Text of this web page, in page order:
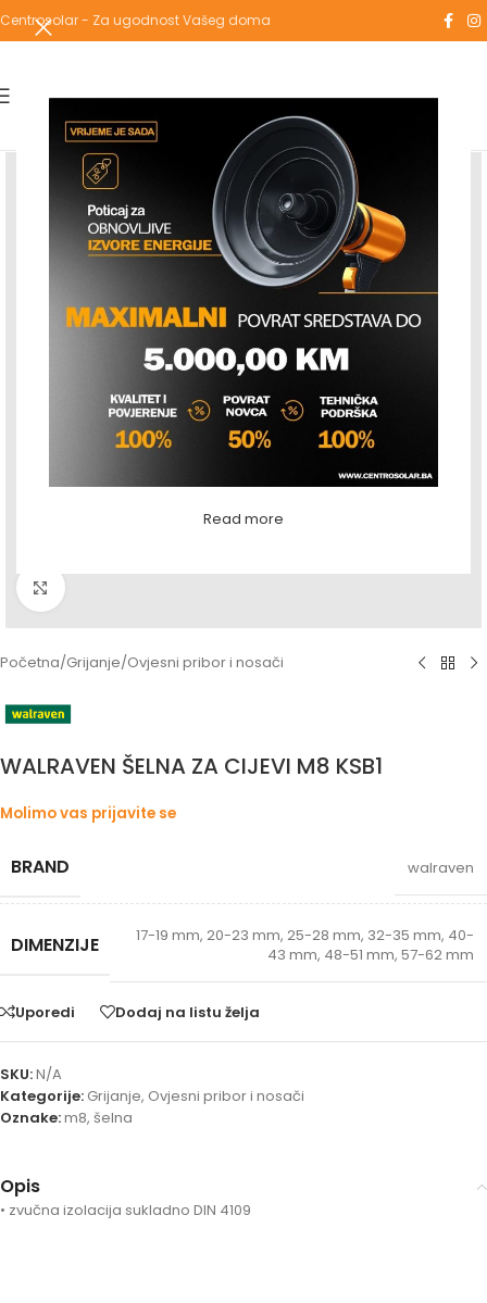
Read more
Centrosolar - Za ugodnost Vašeg doma
Povećaj sliku
Početna/Grijanje/Ovjesni pribor i nosači
WALRAVEN ŠELNA ZA CIJEVI M8 KSB1
Molimo vas prijavite se
BRAND walraven
DIMENZIJE 17-19 mm, 20-23 mm, 25-28 mm, 32-35 mm, 40-
43 mm, 48-51 mm, 57-62 mm
Uporedi Dodaj na listu želja
SKU:N/A
Kategorije: Grijanje, Ovjesni pribor i nosači
Oznake:m8, šelna
Opis
• zvučna izolacija sukladno DIN 4109